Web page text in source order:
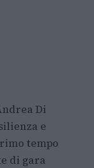
Di
e
tempo
di gara